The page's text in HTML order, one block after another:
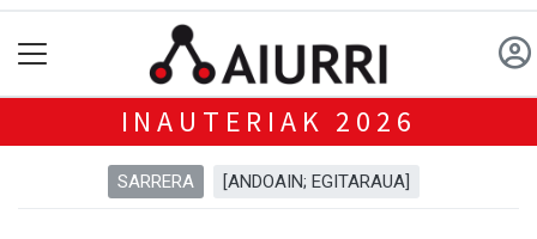
INAUTERIAK 2026
SARRERA [ANDOAIN; EGITARAUA]